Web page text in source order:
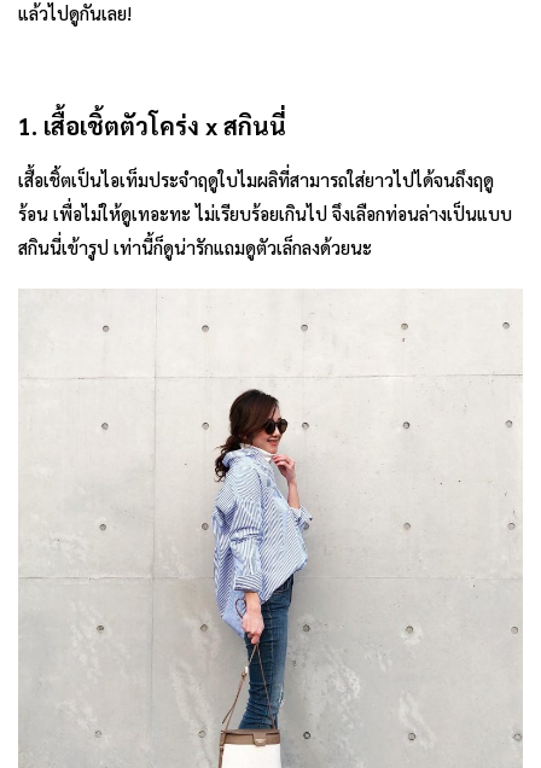
แล้วไปดูกันเลย!
1. เสื้อเชิ้ตตัวโคร่ง x สกินนี่
เสื้อเชิ้ตเป็นไอเท็มประจำฤดูใบไมผลิที่สามารถใส่ยาวไปได้จนถึงฤดู
ร้อน เพื่อไม่ให้ดูเทอะทะ ไม่เรียบร้อยเกินไป จึงเลือกท่อนล่างเป็นแบบ
สกินนี่เข้ารูป เท่านี้ก็ดูน่ารักแถมดูตัวเล็กลงด้วยนะ